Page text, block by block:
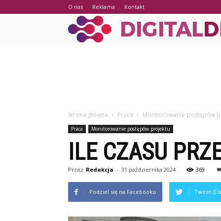
O nas Reklama Kontakt
Strona główna Praca Monitorowanie postępów
Praca Monitorowanie postępów projektu
ILE CZASU
Przez Redakcja - 31 października 2024 369
Podziel się na Facebooku Tweet